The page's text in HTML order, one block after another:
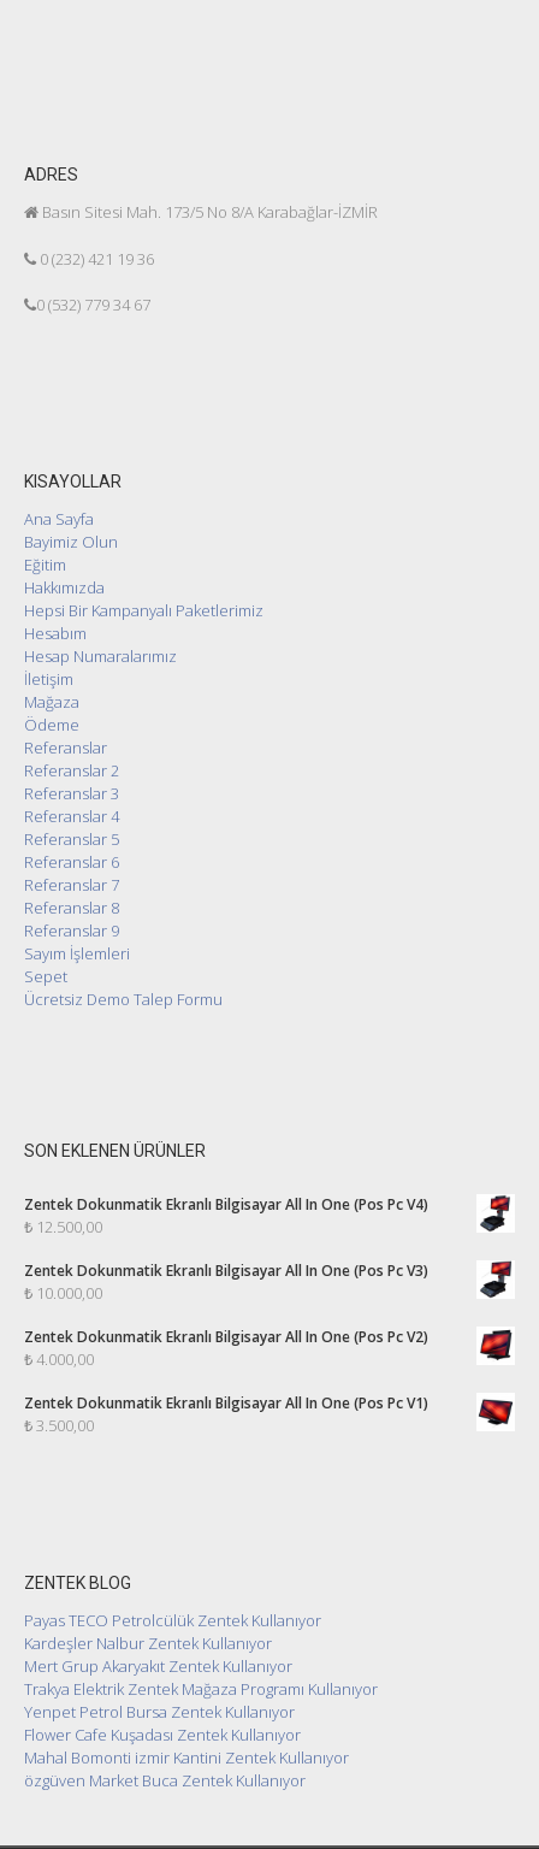
ADRES
Basın Sitesi Mah. 173/5 No 8/A Karabağlar-İZMİR
0 (232) 421 19 36
0 (532) 779 34 67
KISAYOLLAR
Ana Sayfa
Bayimiz Olun
Eğitim
Hakkımızda
Hepsi Bir Kampanyalı Paketlerimiz
Hesabım
Hesap Numaralarımız
İletişim
Mağaza
Ödeme
Referanslar
Referanslar 2
Referanslar 3
Referanslar 4
Referanslar 5
Referanslar 6
Referanslar 7
Referanslar 8
Referanslar 9
Sayım İşlemleri
Sepet
Ücretsiz Demo Talep Formu
SON EKLENEN ÜRÜNLER
Zentek Dokunmatik Ekranlı Bilgisayar All In One (Pos Pc V4)
₺ 12.500,00
Zentek Dokunmatik Ekranlı Bilgisayar All In One (Pos Pc V3)
₺ 10.000,00
Zentek Dokunmatik Ekranlı Bilgisayar All In One (Pos Pc V2)
₺4.000,00
Zentek Dokunmatik Ekranlı Bilgisayar All In One (Pos Pc V1)
₺3.500,00
ZENTEK BLOG
Payas TECO Petrolcülük Zentek Kullanıyor
Kardeşler Nalbur Zentek Kullanıyor
Mert Grup Akaryakıt Zentek Kullanıyor
Trakya Elektrik Zentek Mağaza Programı Kullanıyor
Yenpet Petrol Bursa Zentek Kullanıyor
Flower Cafe Kuşadası Zentek Kullanıyor
Mahal Bomonti izmir Kantini Zentek Kullanıyor
özgüven Market Buca Zentek Kullanıyor